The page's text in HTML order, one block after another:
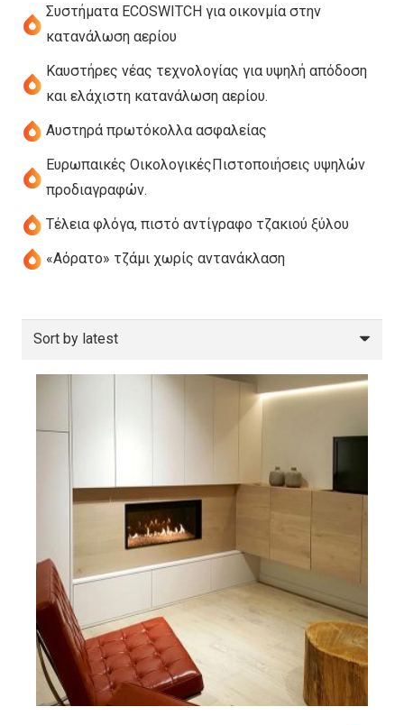
Συστήματα ECOSWITCH για οικονμία στην
κατανάλωση αερίου
Καυστήρες νέας τεχνολογίας για υψηλή απόδοση
και ελάχιστη κατανάλωση αερίου.
Αυστηρά πρωτόκολλα ασφαλείας
Ευρωπαικές ΟικολογικέςΠιστοποιήσεις υψηλών
προδιαγραφών.
Τέλεια φλόγα, πιστό αντίγραφο τζακιού ξύλου
«Αόρατο» τζάμι χωρίς αντανάκλαση